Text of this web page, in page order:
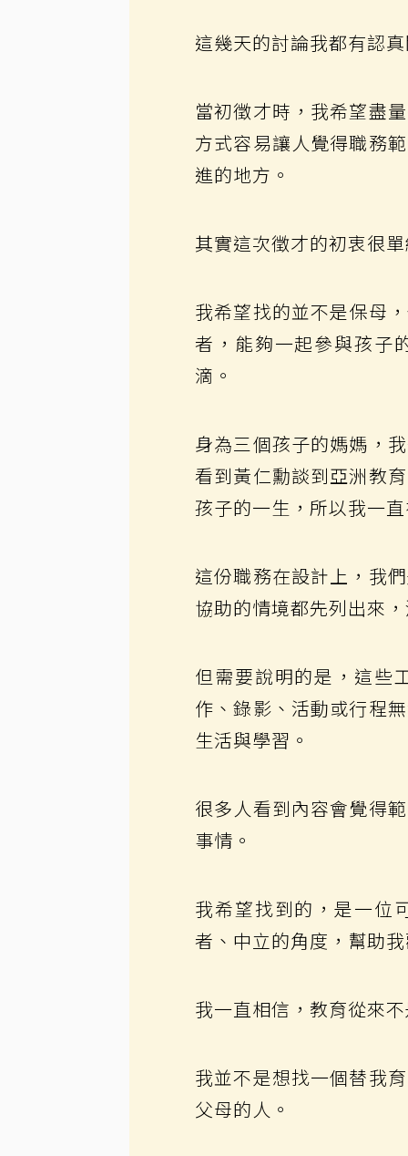
這幾天的討論我都有認
當初徵才時，我希望盡
方式容易讓人覺得職務
進的地方。
其實這次徵才的初衷很單
我希望找的並不是保母
者，能夠一起參與孩子
滴。
身為三個孩子的媽媽，
看到黃仁勳談到亞洲教
孩子的一生，所以我一
這份職務在設計上，我
協助的情境都先列出來
但需要說明的是，這些
作、錄影、活動或行程
生活與學習。
很多人看到內容會覺得
事情。
我希望找到的，是一位
者、中立的角度，幫助
我一直相信，教育從來
我並不是想找一個替我
父母的人。